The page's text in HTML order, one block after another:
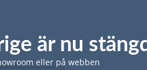
är nu
eller på webben